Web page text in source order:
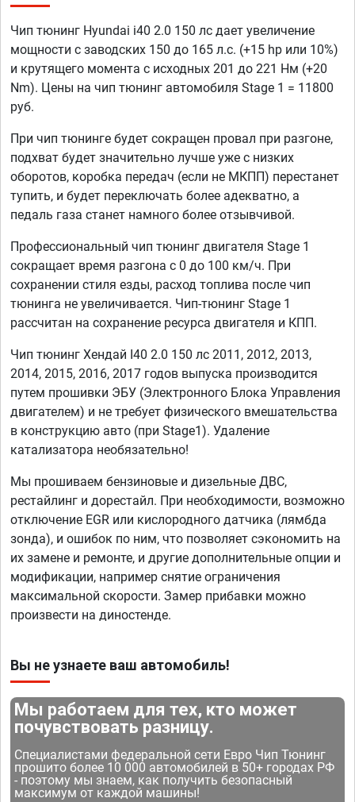
Чип тюнинг Hyundai i40 2.0 150 лс дает увеличение
мощности с заводских 150 до 165 л.с. (+15 hp или 10%)
и крутящего момента с исходных 201 до 221 Нм (+20
Nm). Цены на чип тюнинг автомобиля Stage 1 = 11800
руб.
При чип тюнинге будет сокращен провал при разгоне,
подхват будет значительно лучше уже с низких
оборотов, коробка передач (если не МКПП) перестанет
тупить, и будет переключать более адекватно, а
педаль газа станет намного более отзывчивой.
Профессиональный чип тюнинг двигателя Stage 1
сокращает время разгона с 0 до 100 км/ч. При
сохранении стиля езды, расход топлива после чип
тюнинга не увеличивается. Чип-тюнинг Stage 1
рассчитан на сохранение ресурса двигателя и КПП.
Чип тюнинг Хендай I40 2.0 150 лс 2011, 2012, 2013,
2014, 2015, 2016, 2017 годов выпуска производится
путем прошивки ЭБУ (Электронного Блока Управления
двигателем) и не требует физического вмешательства
в конструкцию авто (при Stage1). Удаление
катализатора необязательно!
Мы прошиваем бензиновые и дизельные ДВС,
рестайлинг и дорестайл. При необходимости, возможно
отключение EGR или кислородного датчика (лямбда
зонда), и ошибок по ним, что позволяет сэкономить на
их замене и ремонте, и другие дополнительные опции и
модификации, например снятие ограничения
максимальной скорости. Замер прибавки можно
произвести на диностенде.
Вы не узнаете ваш автомобиль!
Мы работаем для тех, кто может
почувствовать разницу.
Специалистами федеральной сети Евро Чип Тюнинг
прошито более 10 000 автомобилей в 50+ городах РФ
- поэтому мы знаем, как получить безопасный
максимум от каждой машины!